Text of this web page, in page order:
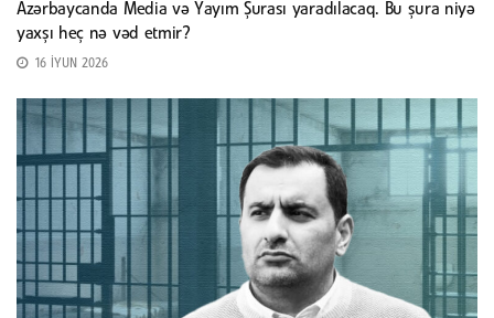
Azərbaycanda Media və Yayım Şurası yaradılacaq. Bu şura niyə
yaxşı heç nə vəd etmir?
16 İYUN 2026